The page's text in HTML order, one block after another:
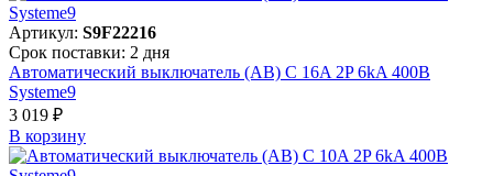
Артикул: S9F22216
Срок поставки: 2 дня
Автоматический выключатель (АВ) C 16A 2P 6kA 400В
Systeme9
3 019 ₽
В корзинy